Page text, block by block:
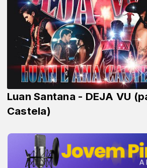
Luan Santana - DEJA VU
Castela)